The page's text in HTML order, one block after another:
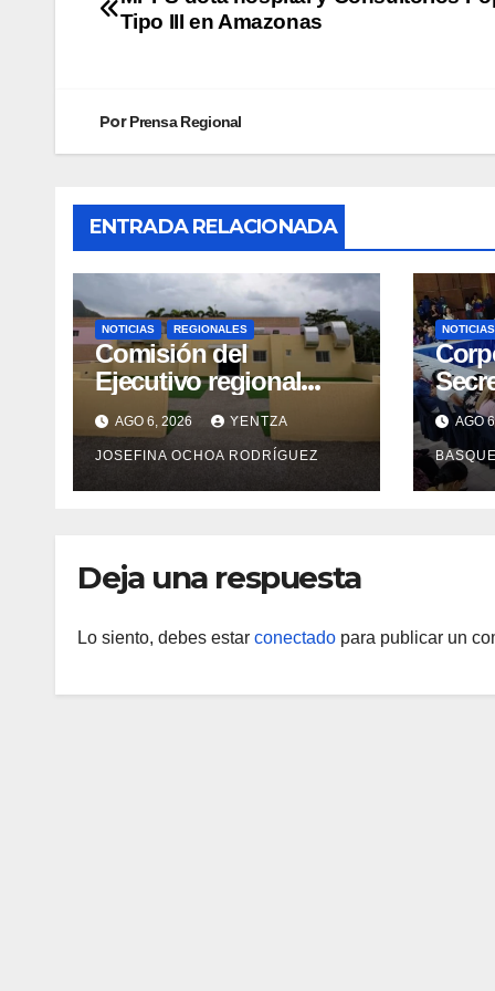
Tipo III en Amazonas
PorPrensa Regional
ENTRADA RELACIONADA
NOTICIAS REGIONALES
Comisión del
Ejecutivo regional
inspeccionó obras de
recuperación en la
Maternidad Integral
Aragua
AGO 6, 2026 YENTZA
JOSEFINA OCHOA RODRÍGUEZ
NOTICIAS
enAGO
Deja una respuesta
Lo siento, debes estar conectado para publicar un